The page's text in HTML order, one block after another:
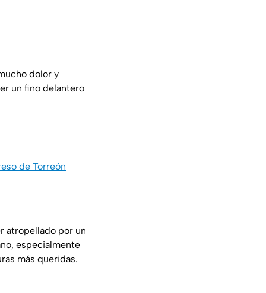
dolor y
un fino delantero
de Torreón
atropellado por un
especialmente
más queridas.